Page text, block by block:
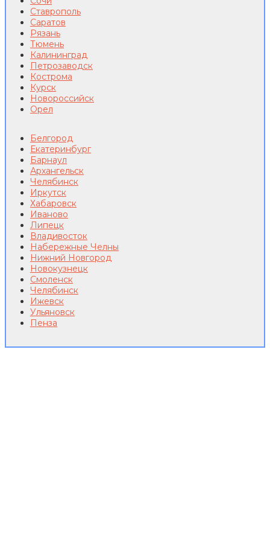
Ставрополь
Саратов
Рязань
Тюмень
Калининград
Петрозаводск
Кострома
Курск
Новороссийск
Орел
Белгород
Екатеринбург
Барнаул
Архангельск
Челябинск
Иркутск
Хабаровск
Иваново
Липецк
Владивосток
Набережные Челны
Нижний Новгород
Новокузнецк
Смоленск
Челябинск
Ижевск
Ульяновск
Пенза